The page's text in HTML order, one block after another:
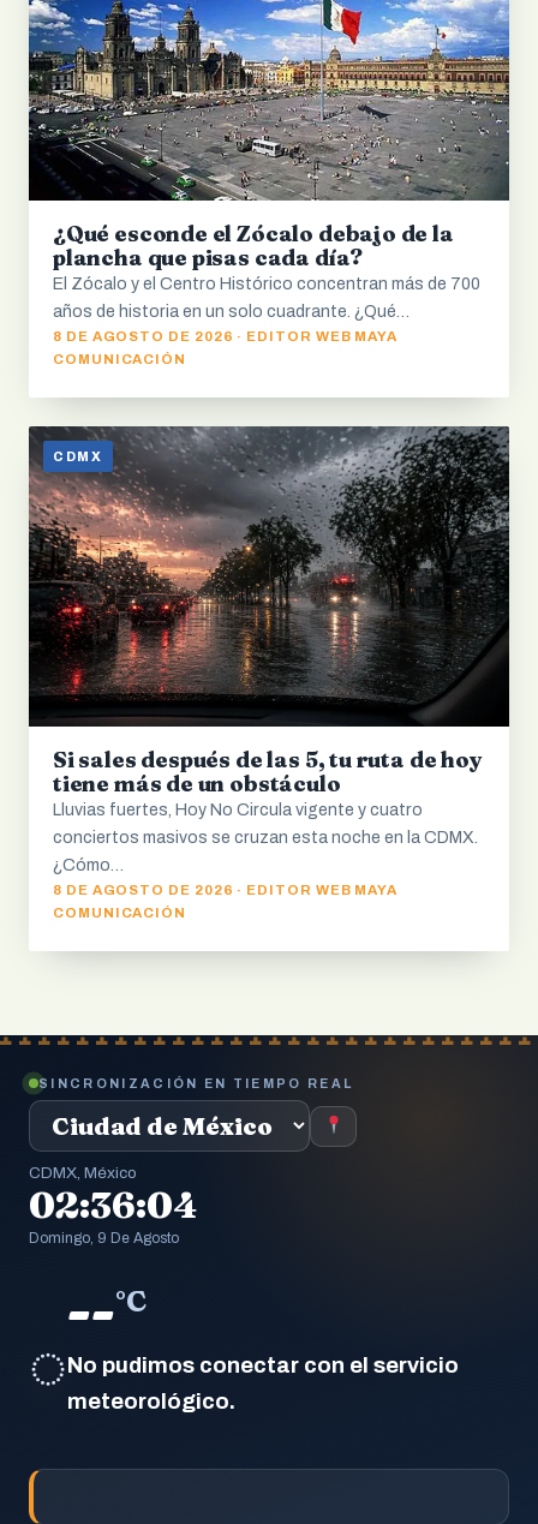
¿Qué esconde el Zócalo debajo de la
plancha que pisas cada día?
El Zócalo y el Centro Histórico concentran más de 700
años de historia en un solo cuadrante. ¿Qué…
8 DE AGOSTO DE 2026 · EDITOR WEB MAYA
COMUNICACIÓN
CDMX
Si sales después de las 5, tu ruta de hoy
tiene más de un obstáculo
Lluvias fuertes, Hoy No Circula vigente y cuatro
conciertos masivos se cruzan esta noche en la CDMX.
¿Cómo…
8 DE AGOSTO DE 2026 · EDITOR WEB MAYA
COMUNICACIÓN
SINCRONIZACIÓN EN TIEMPO REAL
CDMX, México
02:36:04
Domingo, 9 De Agosto
◌
--°C
No pudimos conectar con el servicio
meteorológico.